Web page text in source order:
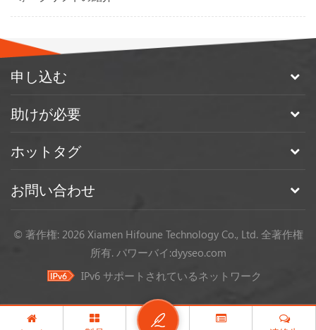
申し込む
助けが必要
ホットタグ
お問い合わせ
© 著作権: 2026 Xiamen Hifoune Technology Co., Ltd. 全著作権
所有. パワーバイ:dyyseo.com
IPv6 サポートされているネットワーク